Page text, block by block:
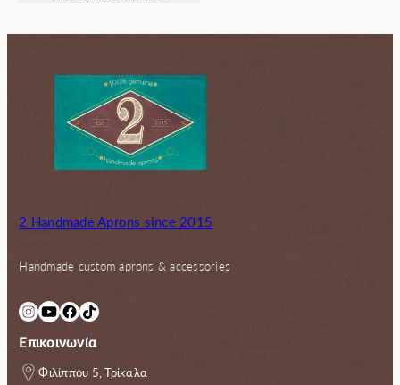
2 Handmade Aprons since 2015
Handmade custom aprons & accessories
InstagramYouTube Facebook TikTok
Επικοινωνία
Φιλίππου 5, Τρίκαλα